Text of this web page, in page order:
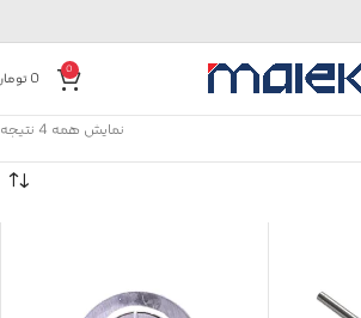
0
0
نمایش همه 4 نتیجه